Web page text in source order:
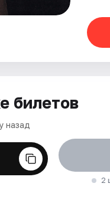
билетов
назад
2